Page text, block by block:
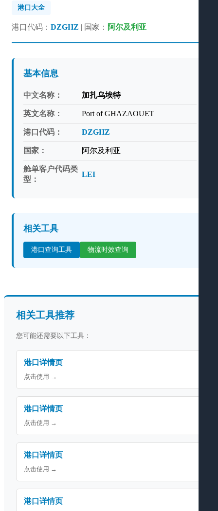
港口大全
港口代码： DZGHZ | 国家： 阿尔及利亚
基本信息
中文名称： 加扎乌埃特
英文名称： Port of GHAZAOUET
港口代码： DZGHZ
国家： 阿尔及利亚
舱单客户代码类
型：
LEI
相关工具
港口查询工具 物流时效查询
相关工具推荐
您可能还需要以下工具：
港口详情页
点击使用 →
港口详情页
点击使用 →
港口详情页
点击使用 →
港口详情页